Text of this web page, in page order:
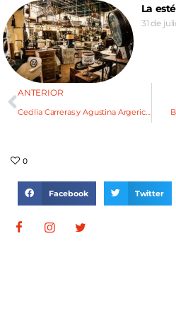
La
31 de
ANTERIOR
Cecilia Carreras y Agustina Argerich: Mundos que convergen
0
Facebook Twitter